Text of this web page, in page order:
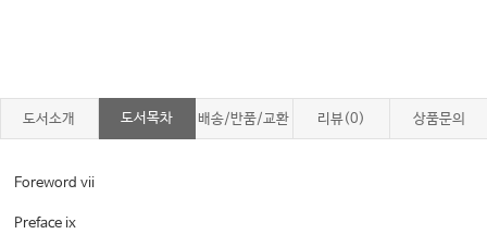
도서소개 도서목차 배송/반품/교환 리뷰(0) 상품문의
Foreword vii
Preface ix